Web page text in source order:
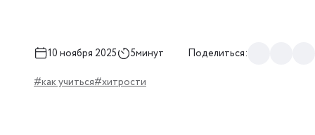
10 ноября 2025 5минут Поделиться:
#как учиться#хитрости